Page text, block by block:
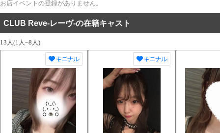
お店イベントの登録がありません。
CLUB Reve-レーヴ-の在籍キャスト
13人(1人~8人)
キニナル キニナル